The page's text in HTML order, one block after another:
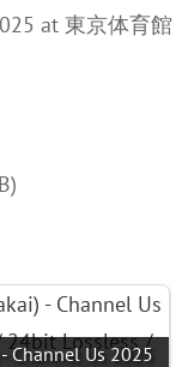
at 東京体育館
Channel Us 2025